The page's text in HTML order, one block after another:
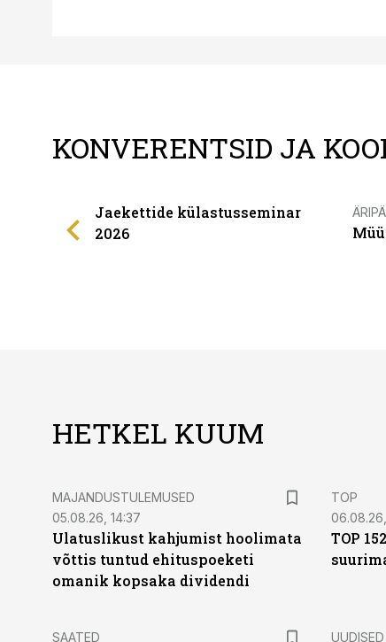
KONVERENTSID JA
Jaekettide külastusseminar
2026
HETKEL KUUM
MAJANDUSTULEMUSED
05.08.26, 14:37
Ulatuslikust kahjumist hoolimata
võttis tuntud ehituspoeketi
omanik kopsaka dividendi
TOP
TOP
SAATED UUDISED